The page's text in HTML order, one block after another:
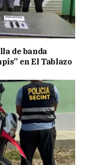
de banda
en El Tablazo